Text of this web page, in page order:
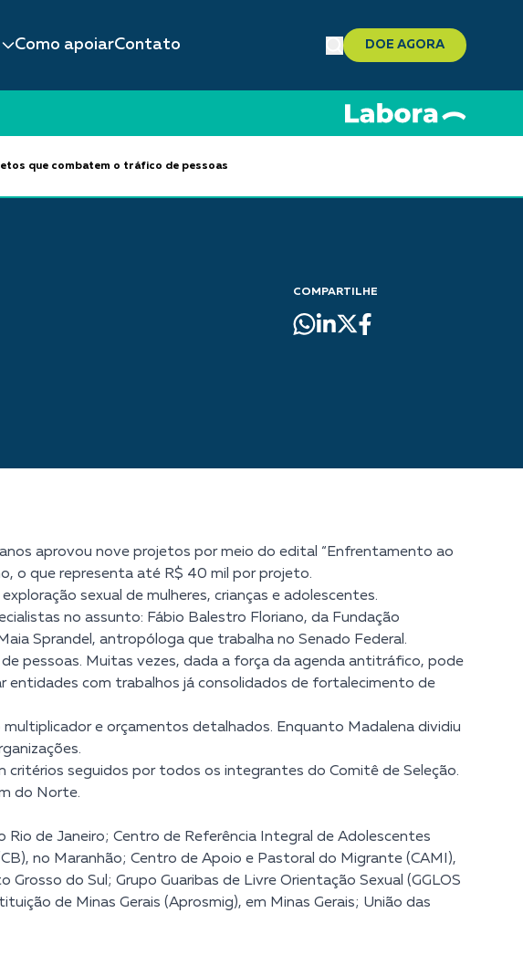
Como apoiarContato DOE AGORA
que combatem o tráfico de pessoas
COMPARTILHE
aprovou nove projetos por meio do edital “Enfrentamento ao
o que representa até R$ 40 mil por projeto.
sexual de mulheres, crianças e adolescentes.
no assunto: Fábio Balestro Floriano, da Fundação
Sprandel, antropóloga que trabalha no Senado Federal.
pessoas. Muitas vezes, dada a força da agenda antitráfico, pode
entidades com trabalhos já consolidados de fortalecimento de
e orçamentos detalhados. Enquanto Madalena dividiu
seguidos por todos os integrantes do Comitê de Seleção.
do Norte.
Rio de Janeiro; Centro de Referência Integral de Adolescentes
no Maranhão; Centro de Apoio e Pastoral do Migrante (CAMI),
do Sul; Grupo Guaribas de Livre Orientação Sexual (GGLOS
de Minas Gerais (Aprosmig), em Minas Gerais; União das